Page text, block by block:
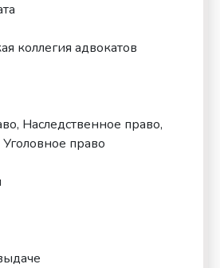
коллегия адвокатов
Наследственное право,
право